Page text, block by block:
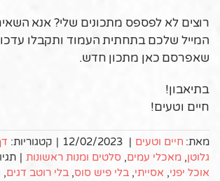
רוצים לא לפספס מתכונים שלי? אנא
המייל שלכם בתחתית העמוד ותקבלו
שאפרסם כאן מתכון חדש.
בתיאבון!
חיים וטעים!
מאת: חיים וטעים |
12/02/2023
| קטגוריות:
גלוטן, מאכלי עמים, סלטים ומנות ראשונות |
אוכל יפני, אסייתי, בלי פיש סוס, בלי רוטב דגים,